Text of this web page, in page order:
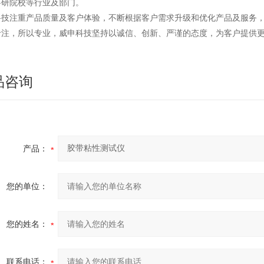
院校等行业及部门。
技注重产品质量及客户体验，不断根据客户需求升级和优化产品及服务
注，所以专业，威申科技坚持以诚信、创新、严谨的态度，为客户提供
咨询
产品：
您的单位：
您的姓名：
联系电话：